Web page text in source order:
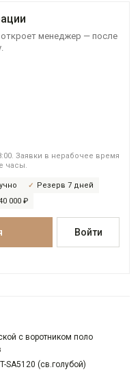
менеджер — после
Заявки в нерабочее время
часы.
Резерв 7 дней
000 ₽
Войти
с воротником поло
SA5120 (св.голубой)